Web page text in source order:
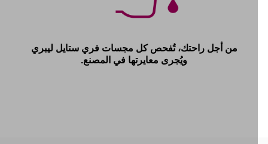
من أجل راحتك، تُفحص كل مجسات فري ستايل ليبري
ويُجرى معايرتها في المصنع.